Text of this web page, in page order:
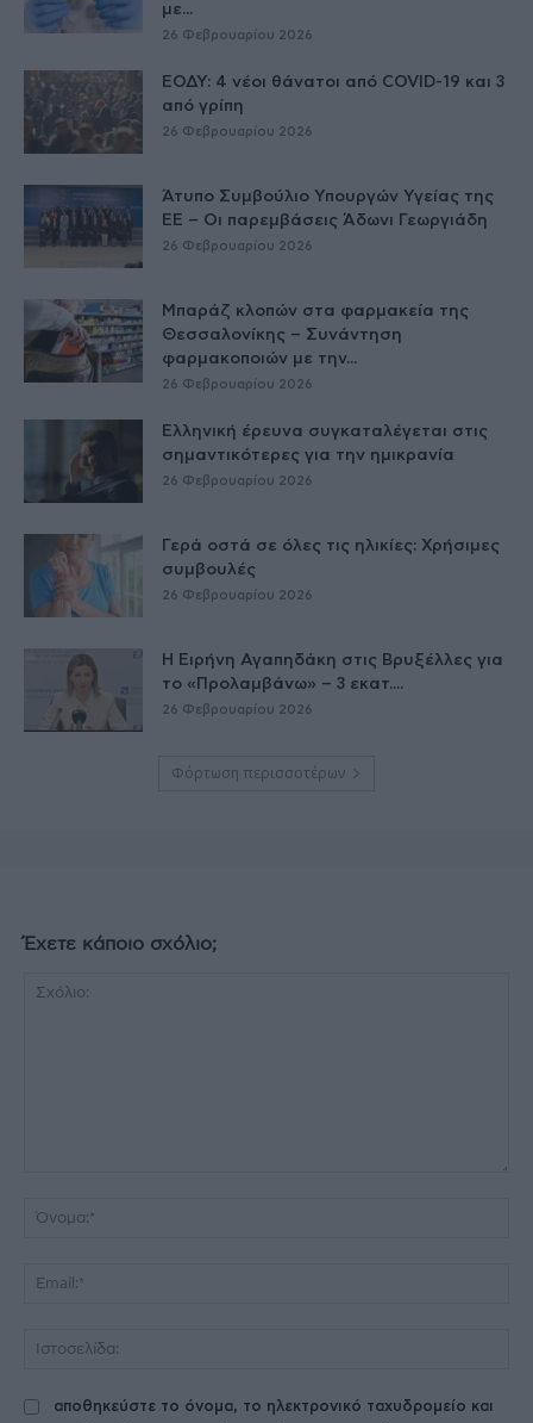
με...
26 Φεβρουαρίου 2026
ΕΟΔΥ: 4 νέοι θάνατοι από COVID-19 και 3
από γρίπη
26 Φεβρουαρίου 2026
Άτυπο Συμβούλιο Υπουργών Υγείας της
ΕE – Οι παρεμβάσεις Άδωνι Γεωργιάδη
26 Φεβρουαρίου 2026
Μπαράζ κλοπών στα φαρμακεία της
Θεσσαλονίκης – Συνάντηση
φαρμακοποιών με την...
26 Φεβρουαρίου 2026
Ελληνική έρευνα συγκαταλέγεται στις
σημαντικότερες για την ημικρανία
26 Φεβρουαρίου 2026
Γερά οστά σε όλες τις ηλικίες: Χρήσιμες
συμβουλές
26 Φεβρουαρίου 2026
Η Ειρήνη Αγαπηδάκη στις Βρυξέλλες για
το «Προλαμβάνω» – 3 εκατ....
26 Φεβρουαρίου 2026
Φόρτωση περισσοτέρων
Έχετε κάποιο σχόλιο;
αποθηκεύστε το όνομα, το ηλεκτρονικό ταχυδρομείο και